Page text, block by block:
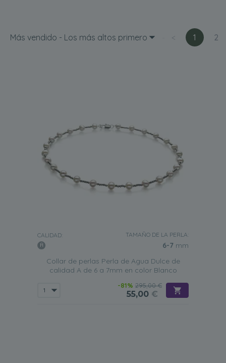
Más vendido - Los más altos primero 1 2
CALIDAD: TAMAÑO DE LA PERLA:
6-7 mm
Collar de perlas Perla de Agua Dulce de
calidad A de 6 a 7mm en color Blanco
-81% 295,00 €
55,00 €